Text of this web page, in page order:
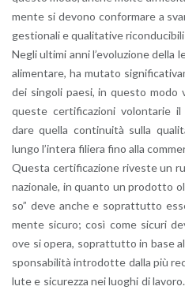
men­te si de­vo­no con­for­ma­re a
ge­stio­na­li e qua­li­ta­ti­ve
Negli ul­ti­mi anni l’e­vo­lu­zio­ne della
ali­men­ta­re, ha mu­ta­to
dei sin­go­li paesi, in que­sto modo
que­ste cer­ti­fi­ca­zio­ni vo­lon­ta­rie
dare quel­la con­ti­nui­tà sulla
lungo l’in­te­ra fi­lie­ra fino alla
Que­sta cer­ti­fi­ca­zio­ne ri­ve­ste un
na­zio­na­le, in quan­to un pro­dot­to
so” deve anche e so­prat­tut­to
men­te si­cu­ro; così come si­cu­ri
ove si opera, so­prat­tut­to in base
spon­sa­bi­li­tà in­tro­dot­te dalla più
lu­te e si­cu­rez­za nei luo­ghi di